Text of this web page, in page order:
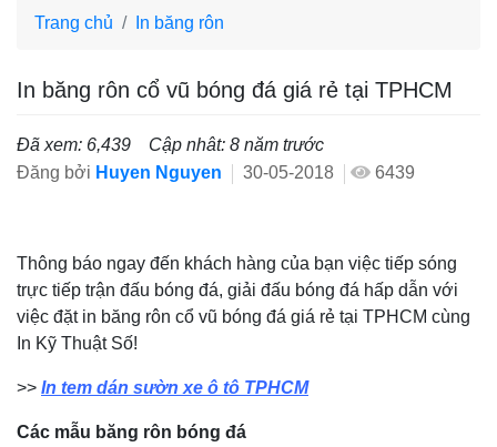
Trang chủ In băng rôn
In băng rôn cổ vũ bóng đá giá rẻ tại TPHCM
Đã xem: 6,439
Cập nhât: 8 năm trước
Đăng bởi Huyen Nguyen 30-05-2018 6439
Thông báo ngay đến khách hàng của bạn việc tiếp sóng
trực tiếp trận đấu bóng đá, giải đấu bóng đá hấp dẫn với
việc đặt in băng rôn cổ vũ bóng đá giá rẻ tại TPHCM cùng
In Kỹ Thuật Số!
>> In tem dán sườn xe ô tô TPHCM
Các mẫu băng rôn bóng đá